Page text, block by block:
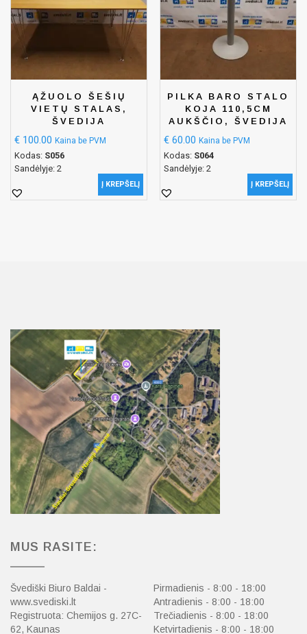
ĄŽUOLO ŠEŠIŲ
VIETŲ STALAS,
ŠVEDIJA
€ 100.00 Kaina be PVM
Kodas: S056
Sandėlyje: 2
Į KREPŠELĮ
PILKA BARO STALO
KOJA 110,5CM
AUKŠČIO, ŠVEDIJA
€ 60.00 Kaina be PVM
Kodas: S064
Sandėlyje: 2
Į KREPŠELĮ
MUS RASITE:
Švediški Biuro Baldai -
www.svediski.lt
Registruota: Chemijos g. 27C-
62, Kaunas
Pirmadienis - 8:00 - 18:00
Antradienis - 8:00 - 18:00
Trečiadienis - 8:00 - 18:00
Ketvirtadienis - 8:00 - 18:00